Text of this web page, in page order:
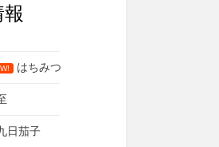
はちみつ
日茄子